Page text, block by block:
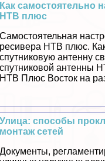
Как самостоятельно
НТВ плюс
Самостоятельная
ресивера НТВ плюс.
спутниковую антенну
спутниковой антенны
НТВ Плюс Восток на
Улица: способы
монтаж сетей
Документы,